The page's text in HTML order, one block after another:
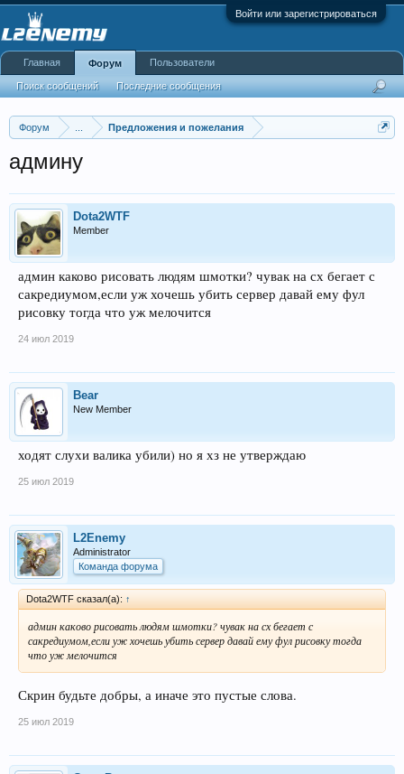
Войти или зарегистрироваться
Форум Предложения и пожелания
админу
Dota2WTF
Member
админ каково рисовать людям шмотки? чувак на сх бегает с
сакредиумом,если уж хочешь убить сервер давай ему фул
рисовку тогда что уж мелочится
24 июл 2019
Bear
New Member
ходят слухи валика убили) но я хз не утверждаю
25 июл 2019
L2Enemy
Administrator
Команда форума
Dota2WTF сказал(а): ↑
админ каково рисовать людям шмотки? чувак на сх бегает с
сакредиумом,если уж хочешь убить сервер давай ему фул рисовку тогда
что уж мелочится
Скрин будьте добры, а иначе это пустые слова.
25 июл 2019
Главная Форум
Поиск сообщений Последние сообщения
Пользователи